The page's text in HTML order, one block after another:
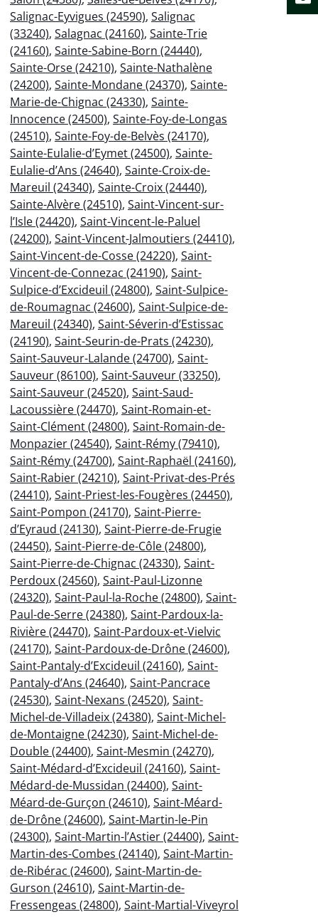
Salignac-Eyvigues (24590), Salignac
(33240), Salagnac (24160), Sainte-Trie
(24160), Sainte-Sabine-Born (24440),
Sainte-Orse (24210), Sainte-Nathalène
(24200), Sainte-Mondane (24370), Sainte-
Marie-de-Chignac (24330), Sainte-
Innocence (24500), Sainte-Foy-de-Longas
(24510), Sainte-Foy-de-Belvès (24170),
Sainte-Eulalie-d’Eymet (24500), Sainte-
Eulalie-d’Ans (24640), Sainte-Croix-de-
Mareuil (24340), Sainte-Croix (24440),
Sainte-Alvère (24510), Saint-Vincent-sur-
l’Isle (24420), Saint-Vincent-le-Paluel
(24200), Saint-Vincent-Jalmoutiers (24410),
Saint-Vincent-de-Cosse (24220), Saint-
Vincent-de-Connezac (24190), Saint-
Sulpice-d’Excideuil (24800), Saint-Sulpice-
de-Roumagnac (24600), Saint-Sulpice-de-
Mareuil (24340), Saint-Séverin-d’Estissac
(24190), Saint-Seurin-de-Prats (24230),
Saint-Sauveur-Lalande (24700), Saint-
Sauveur (86100), Saint-Sauveur (33250),
Saint-Sauveur (24520), Saint-Saud-
Lacoussière (24470), Saint-Romain-et-
Saint-Clément (24800), Saint-Romain-de-
Monpazier (24540), Saint-Rémy (79410),
Saint-Rémy (24700), Saint-Raphaël (24160),
Saint-Rabier (24210), Saint-Privat-des-Prés
(24410), Saint-Priest-les-Fougères (24450),
Saint-Pompon (24170), Saint-Pierre-
d’Eyraud (24130), Saint-Pierre-de-Frugie
(24450), Saint-Pierre-de-Côle (24800),
Saint-Pierre-de-Chignac (24330), Saint-
Perdoux (24560), Saint-Paul-Lizonne
(24320), Saint-Paul-la-Roche (24800), Saint-
Paul-de-Serre (24380), Saint-Pardoux-la-
Rivière (24470), Saint-Pardoux-et-Vielvic
(24170), Saint-Pardoux-de-Drône (24600),
Saint-Pantaly-d’Excideuil (24160), Saint-
Pantaly-d’Ans (24640), Saint-Pancrace
(24530), Saint-Nexans (24520), Saint-
Michel-de-Villadeix (24380), Saint-Michel-
de-Montaigne (24230), Saint-Michel-de-
Double (24400), Saint-Mesmin (24270),
Saint-Médard-d’Excideuil (24160), Saint-
Médard-de-Mussidan (24400), Saint-
Méard-de-Gurçon (24610), Saint-Méard-
de-Drône (24600), Saint-Martin-le-Pin
(24300), Saint-Martin-l’Astier (24400), Saint-
Martin-des-Combes (24140), Saint-Martin-
de-Ribérac (24600), Saint-Martin-de-
Gurson (24610), Saint-Martin-de-
Fressengeas (24800), Saint-Martial-Viveyrol